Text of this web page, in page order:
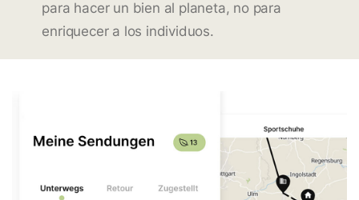
para hacer un bien al planeta, no para
enriquecer a los individuos.